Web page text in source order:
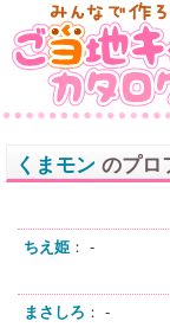
くまモン のプロ
ちえ姫 ： -
まさしろ ： -